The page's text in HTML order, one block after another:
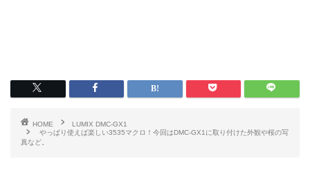
HOME
LUMIX DMC-GX1
やっぱり使えば楽しい3535マクロ！今回はDMC-GX1に取り付けた外観や桜の写
真など。